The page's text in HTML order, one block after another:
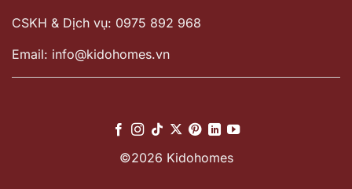
CSKH & Dịch vụ: 0975 892 968
Email: info@kidohomes.vn
©2026 Kidohomes